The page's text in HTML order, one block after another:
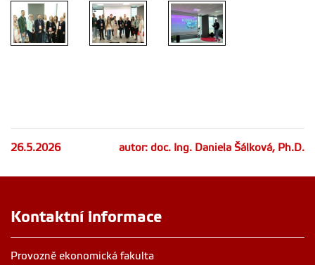
26.5.2026 autor: doc. Ing. Daniela Šálková, Ph.D.
Kontaktní informace
Provozně ekonomická fakulta